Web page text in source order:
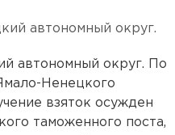
автономный округ.
автономный округ. По
Ненецкого
взяток осужден
таможенного поста,